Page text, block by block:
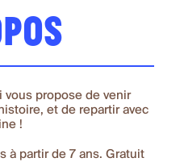
vous propose de venir
et de repartir avec
!
à partir de 7 ans. Gratuit